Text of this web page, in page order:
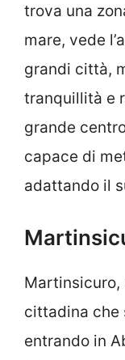
trova una
mare, vede
grandi città,
tranquillità e
grande
capace di
adattando il
Martinsicuro,
cittadina che
entrando in